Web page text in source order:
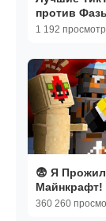
против
1 192
😨 Я
Майнкрафт!
360 260